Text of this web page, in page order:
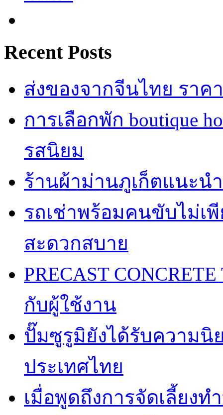
Recent Posts
ส่งของจากจีนไทย ราค
การเลือกพัก boutique
รสนิยม
ร้านผ้าม่านภูเก็ตแนะน
รถเช่าพร้อมคนขับไม่เ
สะดวกสบาย
PRECAST
กับผู้ใช้งาน
ปั๊มซูรูมิยังได้รับความนิ
ประเทศไทย
เมื่อพูดถึงการจัดเลี้ยง